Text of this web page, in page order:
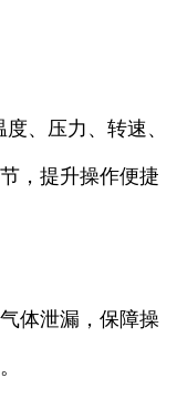
、压力、转速、
，提升操作便捷
体泄漏，保障操